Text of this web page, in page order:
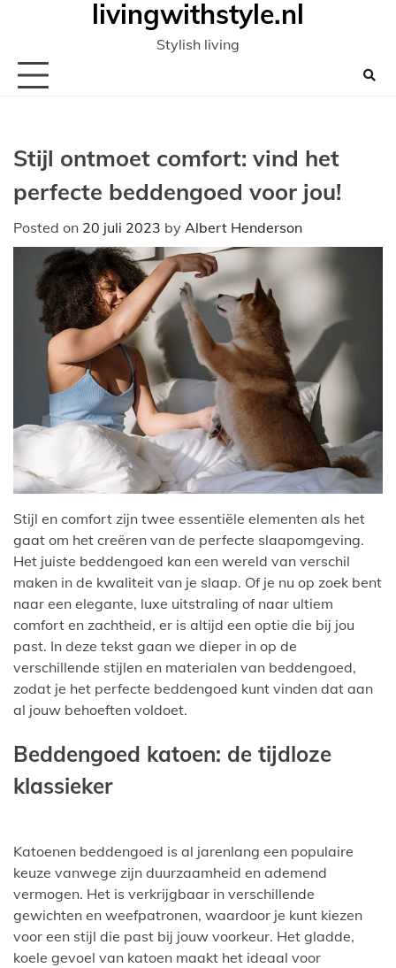
inhoud
livingwithstyle.nl
Stylish living
Stijl ontmoet comfort: vind het
perfecte beddengoed voor jou!
Posted on 20 juli 2023 by Albert Henderson
Stijl en comfort zijn twee essentiële elementen als het
gaat om het creëren van de perfecte slaapomgeving.
Het juiste beddengoed kan een wereld van verschil
maken in de kwaliteit van je slaap. Of je nu op zoek bent
naar een elegante, luxe uitstraling of naar ultiem
comfort en zachtheid, er is altijd een optie die bij jou
past. In deze tekst gaan we dieper in op de
verschillende stijlen en materialen van beddengoed,
zodat je het perfecte beddengoed kunt vinden dat aan
al jouw behoeften voldoet.
Beddengoed katoen: de tijdloze
klassieker
Katoenen beddengoed is al jarenlang een populaire
keuze vanwege zijn duurzaamheid en ademend
vermogen. Het is verkrijgbaar in verschillende
gewichten en weefpatronen, waardoor je kunt kiezen
voor een stijl die past bij jouw voorkeur. Het gladde,
koele gevoel van katoen maakt het ideaal voor